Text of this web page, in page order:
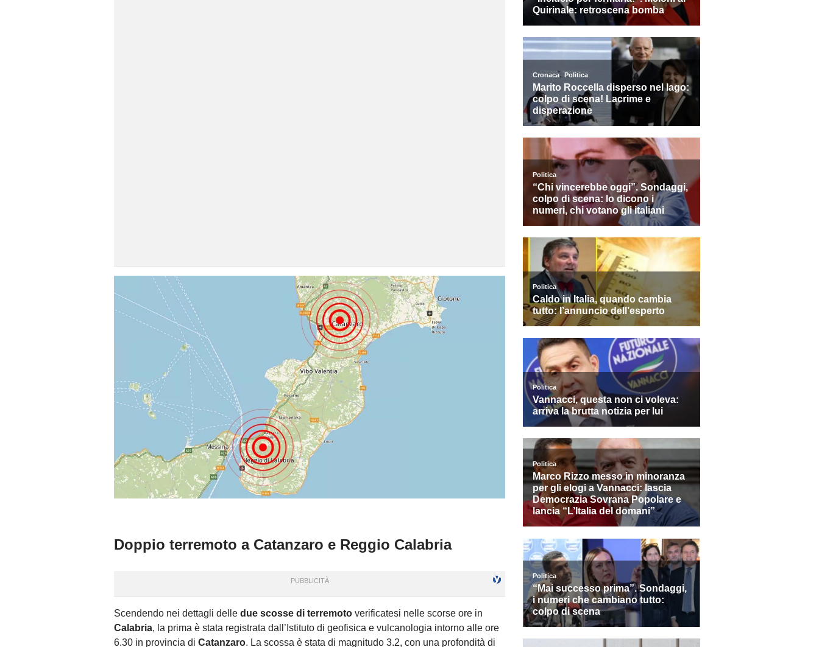
Doppio terremoto a Catanzaro e Reggio Calabria
Scendendo nei dettagli delle due scosse di terremoto verificatesi nelle scorse ore in
Calabria, la prima è stata registrata dall’Istituto di geofisica e vulcanologia intorno alle ore
6.30 in provincia di Catanzaro. La scossa è stata di magnitudo 3.2, con una profondità di